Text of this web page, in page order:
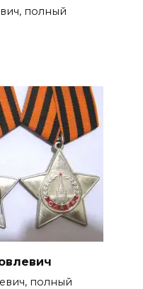
полный
полный